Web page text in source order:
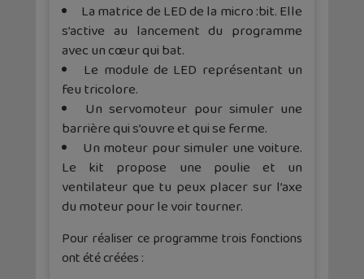
La matrice de LED de la micro :bit. Elle
s’active au lancement du programme
avec un cœur qui bat.
Le module de LED représentant un
feu tricolore.
Un servomoteur pour simuler une
barrière qui s’ouvre et qui se ferme.
Un moteur pour simuler une voiture.
Le kit propose une poulie et un
ventilateur que tu peux placer sur l’axe
du moteur pour le voir tourner.
Pour réaliser ce programme trois fonctions
ont été créées :